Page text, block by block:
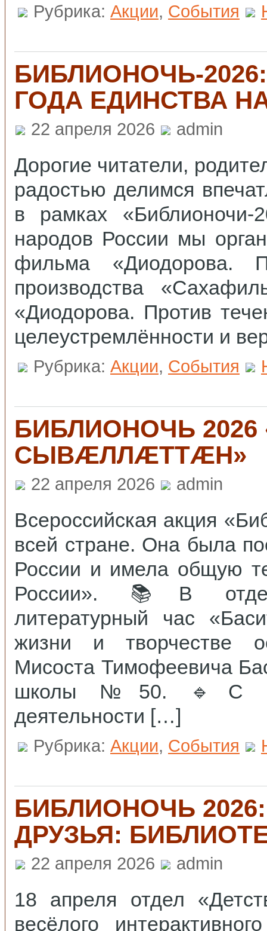
Рубрика: Акции, События
ГОДА ЕДИНСТВА
22 апреля 2026 admin
Дорогие читатели,
радостью делимся
в рамках
народов России мы
фильма «Диодорова.
производства
«Диодорова. Против
целеустремлённости и
Рубрика: Акции, События
БИБЛИОНОЧЬ
СЫВӔЛЛӔТТӔН»
22 апреля 2026 admin
Всероссийская акция
всей стране. Она была
России и имела общую
России». 📚В
литературный час
жизни и творчестве
Мисоста Тимофеевича
школы №50. 🔹С
деятельности […]
Рубрика: Акции, События
БИБЛИОНОЧЬ
ДРУЗЬЯ:
22 апреля 2026 admin
18 апреля отдел
весёлого